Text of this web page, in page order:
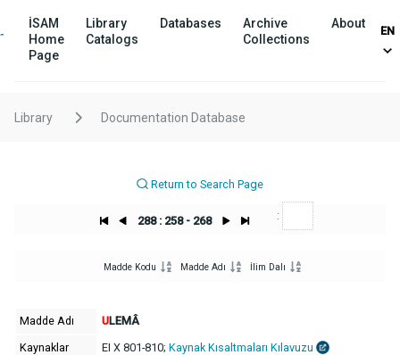
İSAM
Home
Page
Library
Catalogs
Databases
Archive
Collections
About
EN
Library Documentation Database
Return to Search Page
288 : 258 - 268 :
Madde Kodu Madde Adı İlim Dalı
Madde Adı ULEMÂ
Kaynaklar
EI X 801-810; Kaynak Kısaltmaları Kılavuzu